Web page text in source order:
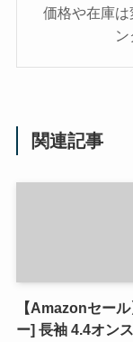
価格や在庫は
関連記事
【Amazonセー
ー] 長袖 4.4オン